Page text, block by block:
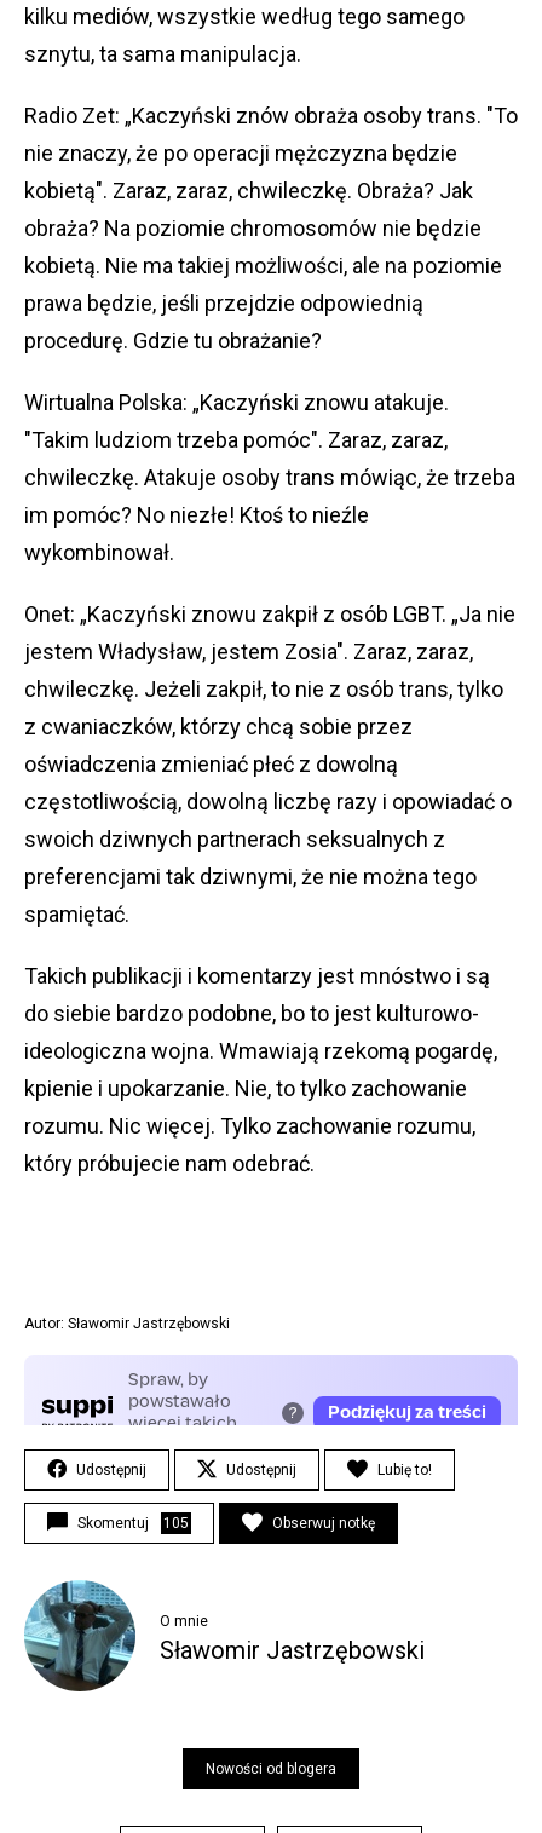
kilku mediów, wszystkie według tego samego
sznytu, ta sama manipulacja.
Radio Zet: „Kaczyński znów obraża osoby trans. "To
nie znaczy, że po operacji mężczyzna będzie
kobietą". Zaraz, zaraz, chwileczkę. Obraża? Jak
obraża? Na poziomie chromosomów nie będzie
kobietą. Nie ma takiej możliwości, ale na poziomie
prawa będzie, jeśli przejdzie odpowiednią
procedurę. Gdzie tu obrażanie?
Wirtualna Polska: „Kaczyński znowu atakuje.
"Takim ludziom trzeba pomóc". Zaraz, zaraz,
chwileczkę. Atakuje osoby trans mówiąc, że trzeba
im pomóc? No niezłe! Ktoś to nieźle
wykombinował.
Onet: „Kaczyński znowu zakpił z osób LGBT. „Ja nie
jestem Władysław, jestem Zosia". Zaraz, zaraz,
chwileczkę. Jeżeli zakpił, to nie z osób trans, tylko
z cwaniaczków, którzy chcą sobie przez
oświadczenia zmieniać płeć z dowolną
częstotliwością, dowolną liczbę razy i opowiadać o
swoich dziwnych partnerach seksualnych z
preferencjami tak dziwnymi, że nie można tego
spamiętać.
Takich publikacji i komentarzy jest mnóstwo i są
do siebie bardzo podobne, bo to jest kulturowo-
ideologiczna wojna. Wmawiają rzekomą pogardę,
kpienie i upokarzanie. Nie, to tylko zachowanie
rozumu. Nic więcej. Tylko zachowanie rozumu,
który próbujecie nam odebrać.
Autor: Sławomir Jastrzębowski
Udostępnij Udostępnij Lubię to!
Skomentuj 105 Obserwuj notkę
O mnie
Sławomir Jastrzębowski
Nowości od blogera